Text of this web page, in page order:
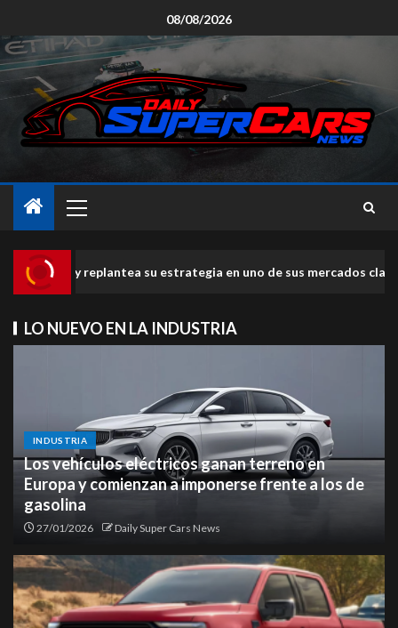
08/08/2026
su estrategia en uno de sus mercados clave Fin de
LO NUEVO EN LA INDUSTRIA
INDUSTRIA
Los vehículos eléctricos ganan terreno en
Europa y comienzan a imponerse frente a los de
gasolina
27/01/2026 Daily Super Cars News